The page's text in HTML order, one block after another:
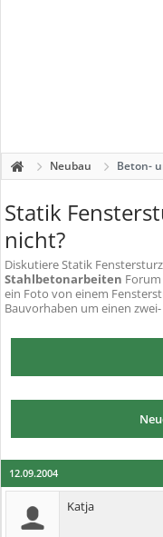
Neubau Beton-
Statik
nicht?
DiskutiereStatik
Stahlbetonarbeiten
ein Foto von einem
Bauvorhaben um einen
12.09.2004
Katja